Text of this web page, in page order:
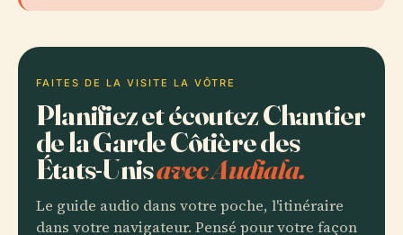
FAITES DE LA VISITE LA VÔTRE
Planifiez et écoutez Chantier
de la Garde Côtière des
États-Unisavec Audiala.
Le guide audio dans votre poche, l'itinéraire
dans votre navigateur. Pensé pour votre façon